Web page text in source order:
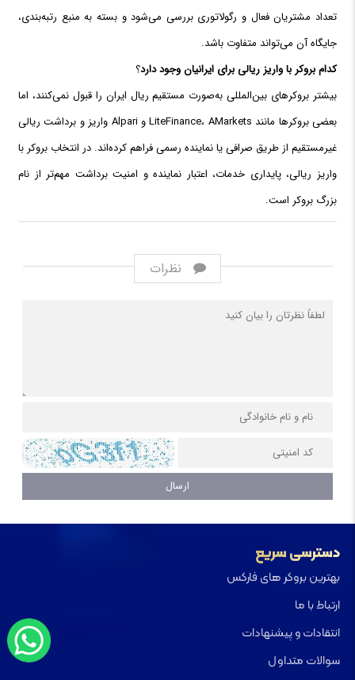
تعداد مشتریان فعال و رگولاتوری بررسی می‌شود و بسته به منبع رتبه‌بندی،
جایگاه آن می‌تواند متفاوت باشد.
کدام بروکر با واریز ریالی برای ایرانیان وجود دارد؟
بیشتر بروکرهای بین‌المللی به‌صورت مستقیم ریال ایران را قبول نمی‌کنند، اما
بعضی بروکرها مانند LiteFinance، AMarkets و Alpari واریز و برداشت ریالی
غیرمستقیم از طریق صرافی یا نماینده رسمی فراهم کرده‌اند. در انتخاب بروکر با
واریز ریالی، پایداری خدمات، اعتبار نماینده و امنیت برداشت مهم‌تر از نام
بزرگ بروکر است.
نظرات
دسترسی سریع
بهترین بروکر های فارکس
ارتباط با ما
انتقادات و پیشنهادات
سوالات متداول